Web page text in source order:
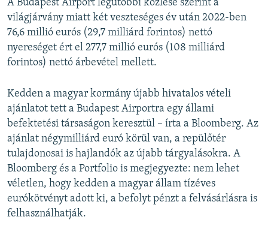
A Budapest Airport legutóbbi közlése szerint a
világjárvány miatt két veszteséges év után 2022-ben
76,6 millió eurós (29,7 milliárd forintos) nettó
nyereséget ért el 277,7 millió eurós (108 milliárd
forintos) nettó árbevétel mellett.
Kedden a magyar kormány újabb hivatalos vételi
ajánlatot tett a Budapest Airportra egy állami
befektetési társaságon keresztül – írta a Bloomberg. Az
ajánlat négymilliárd euró körül van, a repülőtér
tulajdonosai is hajlandók az újabb tárgyalásokra. A
Bloomberg és a Portfolio is megjegyezte: nem lehet
véletlen, hogy kedden a magyar állam tízéves
eurókötvényt adott ki, a befolyt pénzt a felvásárlásra is
felhasználhatják.